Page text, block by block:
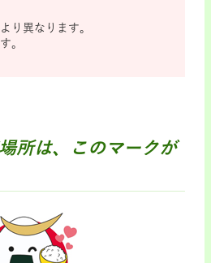
り異なります。
。
所は、このマークが